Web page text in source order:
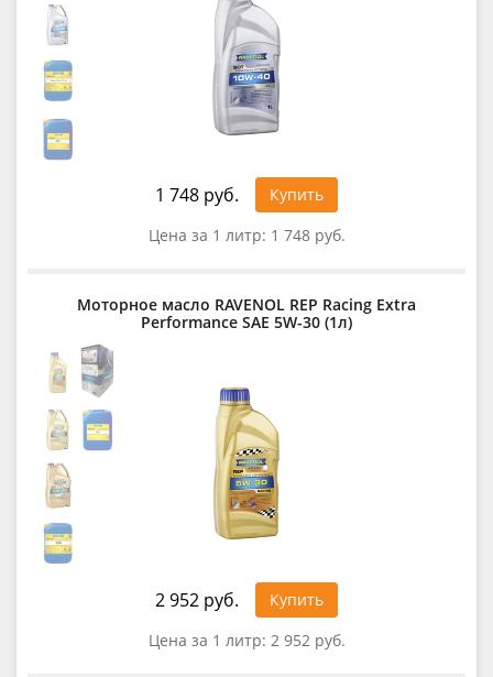
1 748 руб.
Купить
Цена за 1 литр: 1 748 руб.
Моторное масло RAVENOL REP Racing Extra
Performance SAE 5W-30 (1л)
2 952 руб.
Купить
Цена за 1 литр: 2 952 руб.